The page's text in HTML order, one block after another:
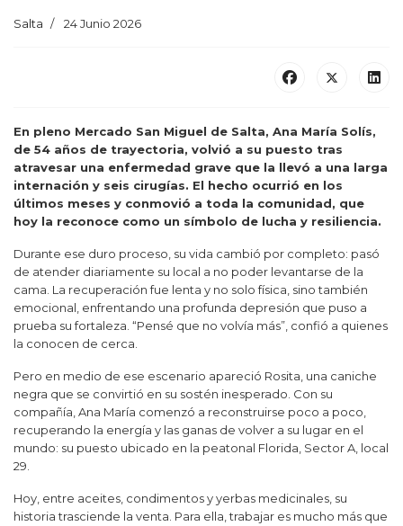
Salta 24 Junio 2026
En pleno Mercado San Miguel de Salta, Ana María Solís,
de 54 años de trayectoria, volvió a su puesto tras
atravesar una enfermedad grave que la llevó a una larga
internación y seis cirugías. El hecho ocurrió en los
últimos meses y conmovió a toda la comunidad, que
hoy la reconoce como un símbolo de lucha y resiliencia.
Durante ese duro proceso, su vida cambió por completo: pasó
de atender diariamente su local a no poder levantarse de la
cama. La recuperación fue lenta y no solo física, sino también
emocional, enfrentando una profunda depresión que puso a
prueba su fortaleza. “Pensé que no volvía más”, confió a quienes
la conocen de cerca.
Pero en medio de ese escenario apareció Rosita, una caniche
negra que se convirtió en su sostén inesperado. Con su
compañía, Ana María comenzó a reconstruirse poco a poco,
recuperando la energía y las ganas de volver a su lugar en el
mundo: su puesto ubicado en la peatonal Florida, Sector A, local
29.
Hoy, entre aceites, condimentos y yerbas medicinales, su
historia trasciende la venta. Para ella, trabajar es mucho más que